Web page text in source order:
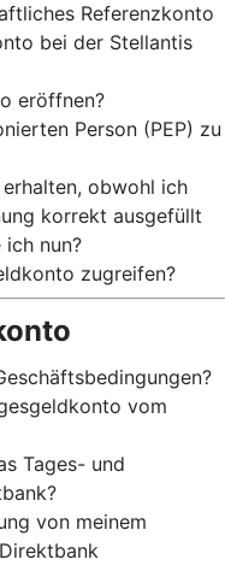
Referenzkonto
bei der Stellantis
eröffnen?
Person (PEP) zu
obwohl ich
korrekt ausgefüllt
ich nun?
zugreifen?
vom
Tages- und
von meinem